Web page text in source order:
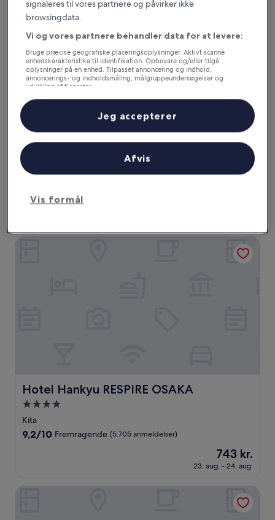
Hotel Monterey Le Frere Osaka
4.0-
stjernet
Kita
ud
(2.812
Hotel Hankyu RESPIRE OSAKA
Hotel Hankyu RESPIRE OSAKA
4.0-
stjernet
overnatningssted
Kita
9.2
(5.705
9,2/10 Fremragende (5.705 anmeldelser)
Prisen
er
743 kr.
743 kr.
23. aug. - 24. aug.
signaleres til vores partnere og påvirker ikke
browsingdata.
Vi og vores partnere behandler data for at levere:
Bruge præcise geografiske placeringsoplysninger. Aktivt scanne
enhedskarakteristika til identifikation. Opbevare og/eller tilgå
oplysninger på en enhed. Tilpasset annoncering og indhold,
annoncerings- og indholdsmåling, målgruppeundersøgelser og
udvikling af tjenester.
Liste over partnere (leverandører)
Vis formål
Afvis
Jeg accepterer